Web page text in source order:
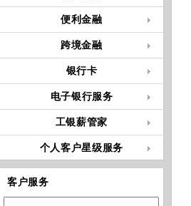
便利金融
跨境金融
银行卡
电子银行服务
工银薪管家
个人客户星级服务
客户服务